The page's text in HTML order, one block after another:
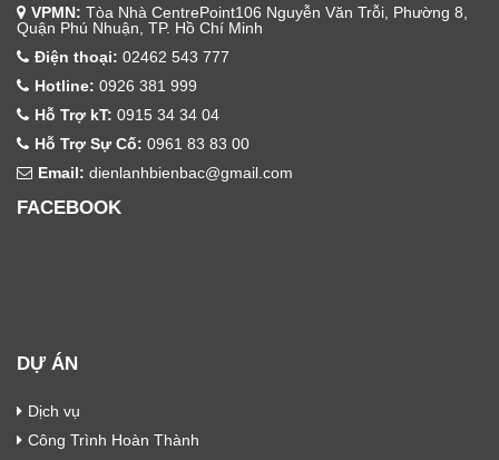
VPMN: Tòa Nhà CentrePoint106 Nguyễn Văn Trỗi, Phường 8,
Quận Phú Nhuận, TP. Hồ Chí Minh
Điện thoại: 02462 543 777
Hotline: 0926 381 999
Hỗ Trợ kT: 0915 34 34 04
Hỗ Trợ Sự Cố: 0961 83 83 00
Email: dienlanhbienbac@gmail.com
FACEBOOK
DỰ ÁN
Dịch vụ
Công Trình Hoàn Thành